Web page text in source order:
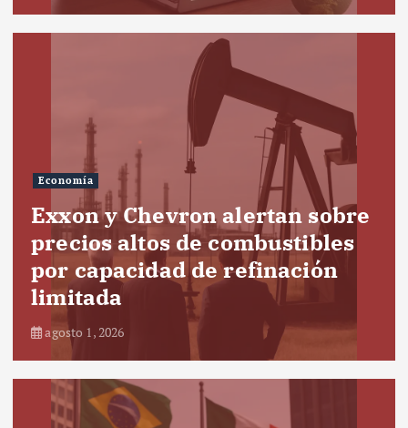
Economía
Exxon y Chevron alertan sobre
precios altos de combustibles
por capacidad de refinación
limitada
agosto 1, 2026